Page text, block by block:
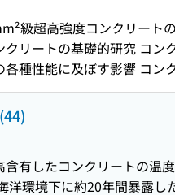
法および埋戻し効果の考
学的性質 連続振動観測に
: その2 低層鉄骨造建物 薄
ニットで構成された壁の
の性能評価 地盤改良リ
続湿潤養生方法に関する検
砂質土の強度・変形特性
価に関する研究 部分プレ
るグリーンインフラ技術の
級超高強度コンクリート
リートの基礎的研究 コ
種性能に及ぼす影響 コ
2：屋外暴露 1 年におけ
パネル工法の設計手法の
計手法の高度化に関する
反力係数の評価法 中間砂
固め機械で転圧した盛土か
応答推定手法 : 同定次数
有したコンクリートの温
洋環境下に約20年間暴露